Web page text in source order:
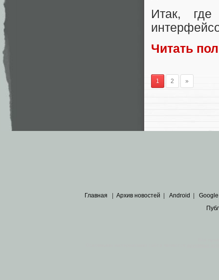
Итак,
Читать
1 2 »
Главная | Архив новостей | Android | Google